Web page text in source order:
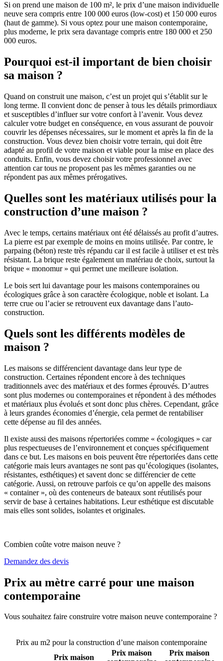
Si on prend une maison de 100 m², le prix d’une maison individuelle
neuve sera compris entre 100 000 euros (low-cost) et 150 000 euros
(haut de gamme). Si vous optez pour une maison contemporaine,
plus moderne, le prix sera davantage compris entre 180 000 et 250
000 euros.
Pourquoi est-il important de bien choisir
sa maison ?
Quand on construit une maison, c’est un projet qui s’établit sur le
long terme. Il convient donc de penser à tous les détails primordiaux
et susceptibles d’influer sur votre confort à l’avenir. Vous devez
calculer votre budget en conséquence, en vous assurant de pouvoir
couvrir les dépenses nécessaires, sur le moment et après la fin de la
construction. Vous devez bien choisir votre terrain, qui doit être
adapté au profil de votre maison et viable pour la mise en place des
conduits. Enfin, vous devez choisir votre professionnel avec
attention car tous ne proposent pas les mêmes garanties ou ne
répondent pas aux mêmes prérogatives.
Quelles sont les matériaux utilisés pour la
construction d’une maison ?
Avec le temps, certains matériaux ont été délaissés au profit d’autres.
La pierre est par exemple de moins en moins utilisée. Par contre, le
parpaing (béton) reste très répandu car il est facile à utiliser et est très
résistant. La brique reste également un matériau de choix, surtout la
brique « monomur » qui permet une meilleure isolation.
Le bois sert lui davantage pour les maisons contemporaines ou
écologiques grâce à son caractère écologique, noble et isolant. La
terre crue ou l’acier se retrouvent eux davantage dans l’auto-
construction.
Quels sont les différents modèles de
maison ?
Les maisons se différencient davantage dans leur type de
construction. Certaines répondent encore à des techniques
traditionnels avec des matériaux et des formes éprouvés. D’autres
sont plus modernes ou contemporaines et répondent à des méthodes
et matériaux plus évolués et sont donc plus chères. Cependant, grâce
à leurs grandes économies d’énergie, cela permet de rentabiliser
cette dépense au fil des années.
Il existe aussi des maisons répertoriées comme « écologiques » car
plus respectueuses de l’environnement et conçues spécifiquement
dans ce but. Les maisons en bois peuvent être répertoriées dans cette
catégorie mais leurs avantages ne sont pas qu’écologiques (isolantes,
résistantes, esthétiques) et savent donc se différencier de cette
catégorie. Aussi, on retrouve parfois ce qu’on appelle des maisons
« container », où des conteneurs de bateaux sont réutilisés pour
servir de base à certaines habitations. Leur esthétique est discutable
mais elles sont solides, isolantes et originales.
Combien coûte votre maison neuve ?
Demandez des devis
Prix au mètre carré pour une maison
contemporaine
Vous souhaitez faire construire votre maison neuve contemporaine ?
Prix au m2 pour la construction d’une maison contemporaine
Prix maison
Prix maison
Prix maison